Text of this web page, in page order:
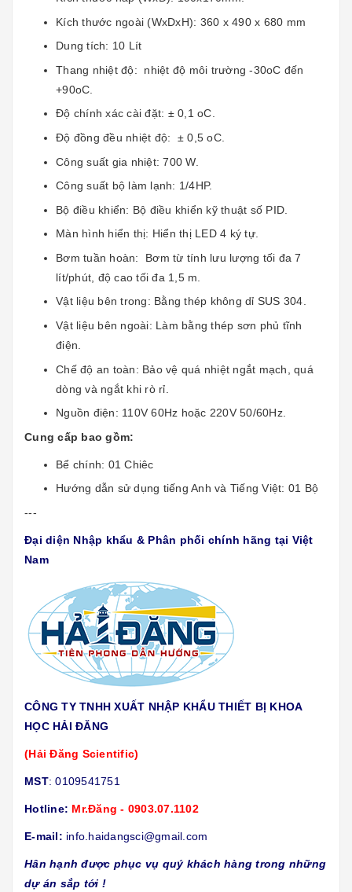
Kích thước ngoài (WxDxH): 360 x 490 x 680 mm
Dung tích: 10 Lít
Thang nhiệt độ: nhiệt độ môi trường -30oC đến
+90oC.
Độ chính xác cài đặt: ± 0,1 oC.
Độ đồng đều nhiệt độ: ± 0,5 oC.
Công suất gia nhiệt: 700 W.
Công suất bộ làm lạnh: 1/4HP.
Bộ điều khiển: Bộ điều khiển kỹ thuật số PID.
Màn hình hiển thị: Hiển thị LED 4 ký tự.
Bơm tuần hoàn: Bơm từ tính lưu lượng tối đa 7
lít/phút, độ cao tối đa 1,5 m.
Vật liệu bên trong: Bằng thép không dỉ SUS 304.
Vật liệu bên ngoài: Làm bằng thép sơn phủ tĩnh
điện.
Chế độ an toàn: Bảo vệ quá nhiệt ngắt mạch, quá
dòng và ngắt khi rò rỉ.
Nguồn điện: 110V 60Hz hoặc 220V 50/60Hz.
Cung cấp bao gồm:
Bể chính: 01 Chiêc
Hướng dẫn sử dụng tiếng Anh và Tiếng Việt: 01 Bộ
---
Đại diện Nhập khẩu & Phân phối chính hãng tại Việt
Nam
CÔNG TY TNHH XUẤT NHẬP KHẨU THIẾT BỊ KHOA
HỌC HẢI ĐĂNG
(Hải Đăng Scientific)
MST: 0109541751
Hotline: Mr.Đăng - 0903.07.1102
E-mail: info.haidangsci@gmail.com
Hân hạnh được phục vụ quý khách hàng trong những
dự án sắp tới !